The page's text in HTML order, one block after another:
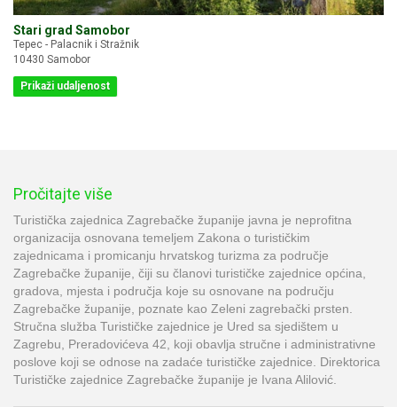
Stari grad Samobor
Tepec - Palacnik i Stražnik
10430 Samobor
Prikaži udaljenost
Pročitajte više
Turistička zajednica Zagrebačke županije javna je neprofitna
organizacija osnovana temeljem Zakona o turističkim
zajednicama i promicanju hrvatskog turizma za područje
Zagrebačke županije, čiji su članovi turističke zajednice općina,
gradova, mjesta i područja koje su osnovane na području
Zagrebačke županije, poznate kao Zeleni zagrebački prsten.
Stručna služba Turističke zajednice je Ured sa sjedištem u
Zagrebu, Preradovićeva 42, koji obavlja stručne i administrativne
poslove koji se odnose na zadaće turističke zajednice. Direktorica
Turističke zajednice Zagrebačke županije je Ivana Alilović.